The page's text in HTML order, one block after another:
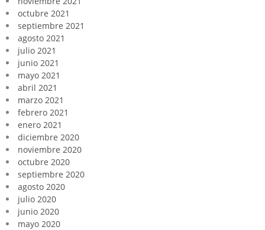
octubre 2021
septiembre 2021
agosto 2021
julio 2021
junio 2021
mayo 2021
abril 2021
marzo 2021
febrero 2021
enero 2021
diciembre 2020
noviembre 2020
octubre 2020
septiembre 2020
agosto 2020
julio 2020
junio 2020
mayo 2020